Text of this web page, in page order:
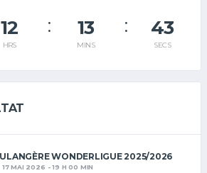
12
HRS
13
MINS
42
SECS
WONDERLIGUE 2025/2026
17 MAI 2026 - 19 H 00 MIN